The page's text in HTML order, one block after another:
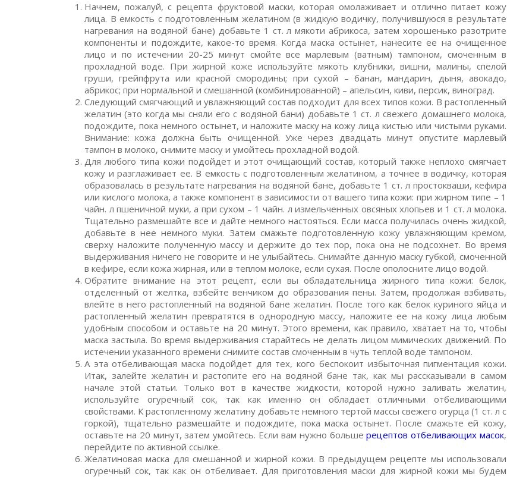
Начнем, пожалуй, с рецепта фруктовой маски, которая омолаживает и отлично питает кожу
лица. В емкость с подготовленным желатином (в жидкую водичку, получившуюся в результате
нагревания на водяной бане) добавьте 1 ст. л мякоти абрикоса, затем хорошенько разотрите
компоненты и подождите, какое-то время. Когда маска остынет, нанесите ее на очищенное
лицо и по истечении 20-25 минут смойте все марлевым (ватным) тампоном, смоченным в
прохладной воде. При жирной коже используйте мякоть клубники, вишни, малины, спелой
груши, грейпфрута или красной смородины; при сухой – банан, мандарин, дыня, авокадо,
абрикос; при нормальной и смешанной (комбинированной) – апельсин, киви, персик, виноград.
Следующий смягчающий и увлажняющий состав подходит для всех типов кожи. В растопленный
желатин (это когда мы сняли его с водяной бани) добавьте 1 ст. л свежего домашнего молока,
подождите, пока немного остынет, и наложите маску на кожу лица кистью или чистыми руками.
Внимание: кожа должна быть очищенной. Уже через двадцать минут опустите марлевый
тампон в молоко, снимите маску и умойтесь прохладной водой.
Для любого типа кожи подойдет и этот очищающий состав, который также неплохо смягчает
кожу и разглаживает ее. В емкость с подготовленным желатином, а точнее в водичку, которая
образовалась в результате нагревания на водяной бане, добавьте 1 ст. л простокваши, кефира
или кислого молока, а также компонент в зависимости от вашего типа кожи: при жирном типе – 1
чайн. л пшеничной муки, а при сухом – 1 чайн. л измельченных овсяных хлопьев и 1 ст. л молока.
Тщательно размешайте все и дайте немного настояться. Если масса получилась очень жидкой,
добавьте в нее немного муки. Затем смажьте подготовленную кожу увлажняющим кремом,
сверху наложите полученную массу и держите до тех пор, пока она не подсохнет. Во время
выдерживания ничего не говорите и не улыбайтесь. Снимайте данную маску губкой, смоченной
в кефире, если кожа жирная, или в теплом молоке, если сухая. После ополосните лицо водой.
Обратите внимание на этот рецепт, если вы обладательница жирного типа кожи: белок,
отделенный от желтка, взбейте венчиком до образования пены. Затем, продолжая взбивать,
влейте в него растопленный на водяной бане желатин. После того как белок куриного яйца и
растопленный желатин превратятся в однородную массу, наложите ее на кожу лица любым
удобным способом и оставьте на 20 минут. Этого времени, как правило, хватает на то, чтобы
маска застыла. Во время выдерживания старайтесь не делать лицом мимических движений. По
истечении указанного времени снимите состав смоченным в чуть теплой воде тампоном.
А эта отбеливающая маска подойдет для тех, кого беспокоит избыточная пигментация кожи.
Итак, залейте желатин и растопите его на водяной бане так, как мы рассказывали в самом
начале этой статьи. Только вот в качестве жидкости, которой нужно заливать желатин,
используйте огуречный сок, так как именно он обладает отличными отбеливающими
свойствами. К растопленному желатину добавьте немного тертой массы свежего огурца (1 ст. л с
горкой), тщательно размешайте и подождите, пока маска остынет. После смажьте ей кожу,
оставьте на 20 минут, затем умойтесь. Если вам нужно большерецептов отбеливающих масок,
перейдите по активной ссылке.
Желатиновая маска для смешанной и жирной кожи. В предыдущем рецепте мы использовали
огуречный сок, так как он отбеливает. Для приготовления маски для жирной кожи мы будем